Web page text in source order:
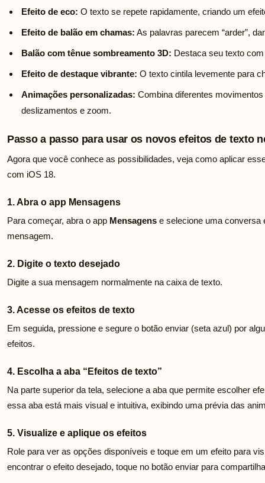
Efeito de eco: O texto se repete rapidamente, criando um
Efeito de balão em chamas: As palavras parecem “arder”,
Balão com tênue sombreamento 3D: Destaca seu texto
Efeito de destaque vibrante: O texto cintila levemente para
Animações personalizadas: Combina diferentes
deslizamentos e zoom.
Passo a passo para usar os novos efeitos de texto
Agora que você conhece as possibilidades, veja como aplicar
com iOS 18.
1. Abra o app Mensagens
Para começar, abra o app Mensagens e selecione uma conversa
mensagem.
2. Digite o texto desejado
Digite a sua mensagem normalmente na caixa de texto.
3. Acesse os efeitos de texto
Em seguida, pressione e segure o botão enviar (seta azul) por
efeitos.
4. Escolha a aba “Efeitos de texto”
Na parte superior da tela, selecione a aba que permite escolher
essa aba está mais visual e intuitiva, exibindo uma prévia das
5. Visualize e aplique os efeitos
Role para ver as opções disponíveis e toque em um efeito para
encontrar o efeito desejado, toque no botão enviar para